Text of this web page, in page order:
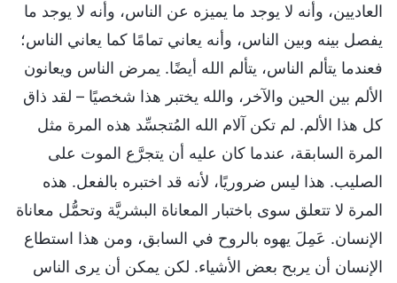
العاديين، وأنه لا يوجد ما يميزه عن الناس، وأنه لا يوجد ما
يفصل بينه وبين الناس، وأنه يعاني تمامًا كما يعاني الناس؛
فعندما يتألم الناس، يتألم الله أيضًا. يمرض الناس ويعانون
الألم بين الحين والآخر، والله يختبر هذا شخصيًا – لقد ذاق
كل هذا الألم. لم تكن آلام الله المُتجسِّد هذه المرة مثل
المرة السابقة، عندما كان عليه أن يتجرَّع الموت على
الصليب. هذا ليس ضروريًا، لأنه قد اختبره بالفعل. هذه
المرة لا تتعلق سوى باختبار المعاناة البشريَّة وتحمُّل معاناة
الإنسان. عَمِلَ يهوه بالروح في السابق، ومن هذا استطاع
الإنسان أن يربح بعض الأشياء. لكن يمكن أن يرى الناس